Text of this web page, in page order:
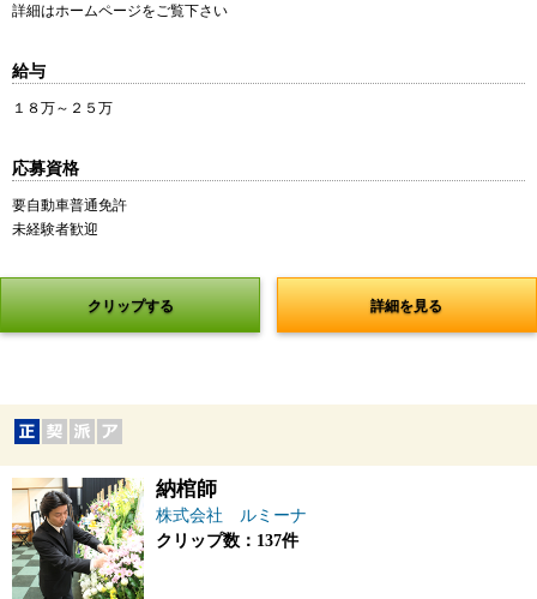
詳細はホームページをご覧下さい
給与
１８万～２５万
応募資格
要自動車普通免許
未経験者歓迎
クリップする 詳細を見る
納棺師
株式会社 ルミーナ
クリップ数：137件